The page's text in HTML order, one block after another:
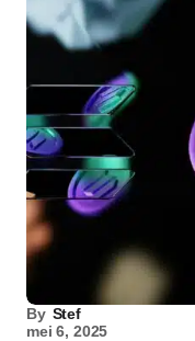
By Stef
mei 6, 2025